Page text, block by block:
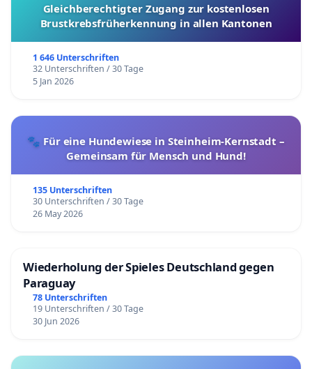
Gleichberechtigter Zugang zur kostenlosen
Brustkrebsfrüherkennung in allen Kantonen
1 646 Unterschriften
32 Unterschriften / 30 Tage
5 Jan 2026
🐾 Für eine Hundewiese in Steinheim-Kernstadt –
Gemeinsam für Mensch und Hund!
135 Unterschriften
30 Unterschriften / 30 Tage
26 May 2026
Wiederholung der Spieles Deutschland gegen
Paraguay
78 Unterschriften
19 Unterschriften / 30 Tage
30 Jun 2026